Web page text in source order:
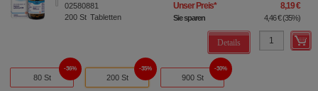
02580881
200 St Tabletten
Unser Preis* 8,19 €
Sie sparen 4,46 €(35%)
Details
80 St
36%
200 St
35%
900 St
30%